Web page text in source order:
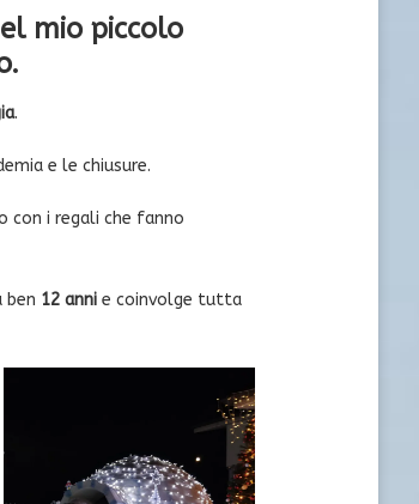
mio piccolo
.
e le chiusure.
i regali che fanno
ben 12 annie coinvolge tutta